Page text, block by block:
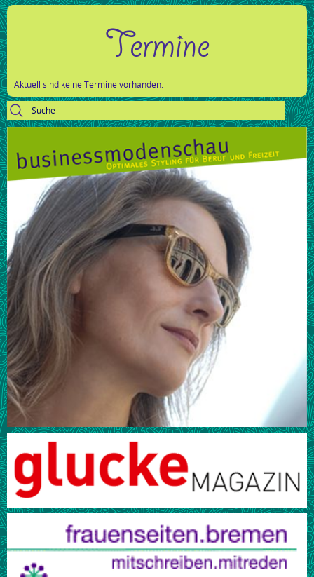
Termine
Aktuell sind keine Termine vorhanden.